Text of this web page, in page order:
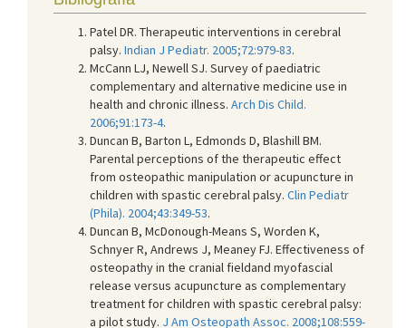
Patel DR. Therapeutic interventions in cerebral
palsy. Indian J Pediatr. 2005;72:979-83.
McCann LJ, Newell SJ. Survey of paediatric
complementary and alternative medicine use in
health and chronic illness. Arch Dis Child.
2006;91:173-4.
Duncan B, Barton L, Edmonds D, Blashill BM.
Parental perceptions of the therapeutic effect
from osteopathic manipulation or acupuncture in
children with spastic cerebral palsy. Clin Pediatr
(Phila). 2004;43:349-53.
Duncan B, McDonough-Means S, Worden K,
Schnyer R, Andrews J, Meaney FJ. Effectiveness of
osteopathy in the cranial fieldand myofascial
release versus acupuncture as complementary
treatment for children with spastic cerebral palsy:
a pilot study. J Am Osteopath Assoc. 2008;108:559-